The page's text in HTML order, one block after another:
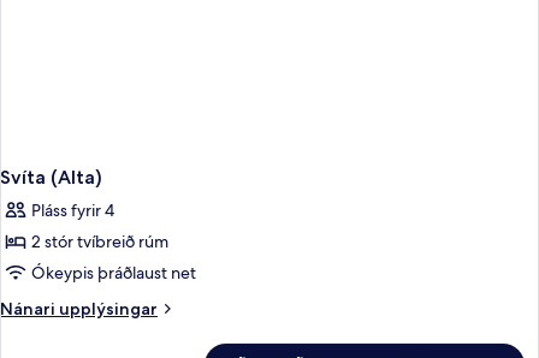
Svíta (Alta)
Pláss fyrir 4
2 stór tvíbreið rúm
Ókeypis þráðlaust net
Nánari upplýsingar
Nánari